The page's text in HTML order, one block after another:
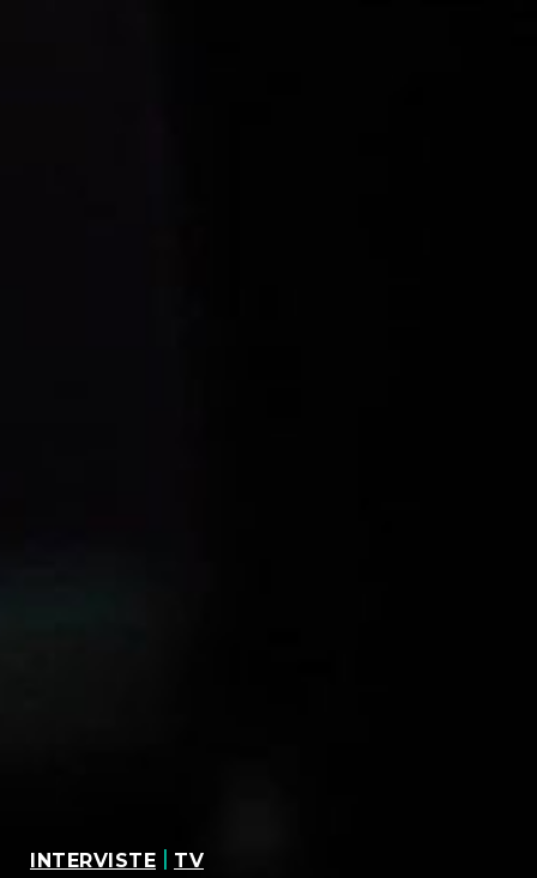
INTERVISTE | TV